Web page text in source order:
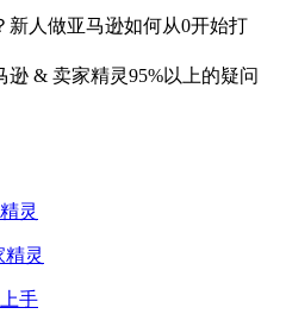
新人做亚马逊如何从0开始打
& 卖家精灵95%以上的疑问
灵
灵
手